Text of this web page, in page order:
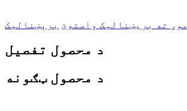
موږ ته بریښنالیک واستوئ برېښنالیک
د محصول تفصیل
د محصول ټګونه